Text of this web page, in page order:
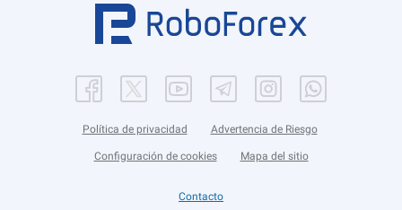
Política de privacidad Advertencia de Riesgo
Configuración de cookies Mapa del sitio
Contacto